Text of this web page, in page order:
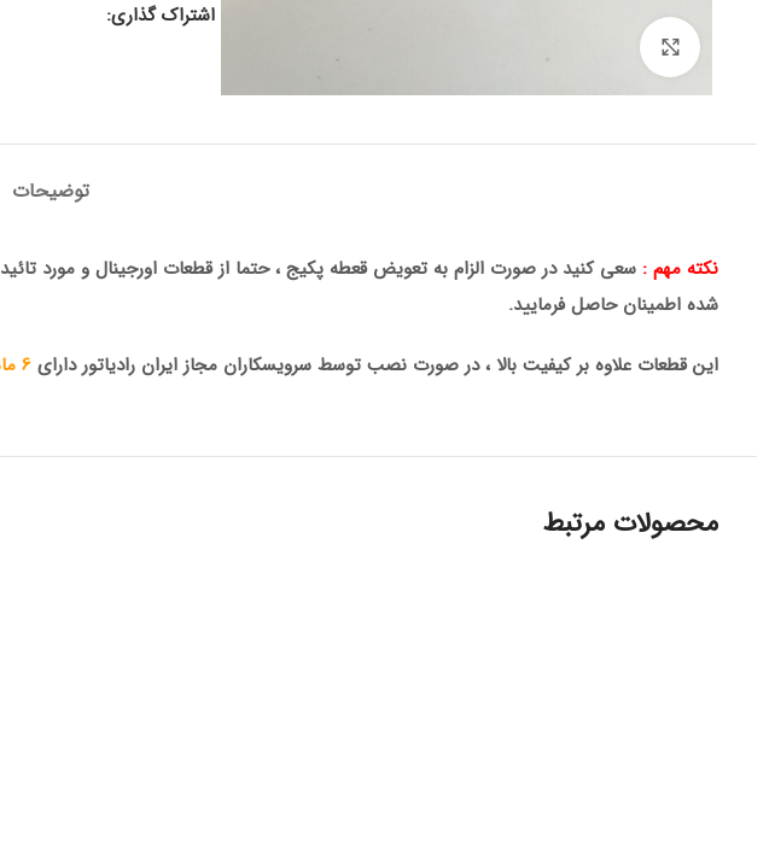
اشتراک گذاری:
توضیحات
نکته مهم : سعی کنید در صورت الزام به تعویض قعطه پکیج ، حتما از قطعات اورجینال و مورد تائید
شده اطمینان حاصل فرمایید.
این قطعات علاوه بر کیفیت بالا ، در صورت نصب توسط سرویسکاران مجاز ایران رادیاتور دارای
محصولات مرتبط